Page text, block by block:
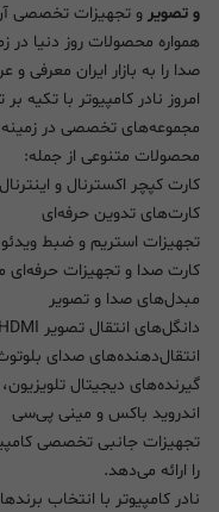
و تصویر و تجهیزات تخصصی
همواره محصولات روز دنیا در
صدا را به بازار ایران معرفی
امروز نادر کامپیوتر با تکیه
مجموعه‌های تخصصی در
محصولات متنوعی از جمله:
کارت کپچر اکسترنال و اینترنال
کارت‌های تدوین حرفه‌ای
تجهیزات استریم و ضبط ویدئو
کارت صدا و تجهیزات حرفه‌ای
مبدل‌های صدا و تصویر
دانگل‌های انتقال تصویر HDMI و بی‌سیم
انتقال‌دهنده‌های صدای
گیرنده‌های دیجیتال
اندروید باکس و مینی پی‌سی
تجهیزات جانبی تخصصی
را ارائه می‌دهد.
نادر کامپیوتر با انتخاب